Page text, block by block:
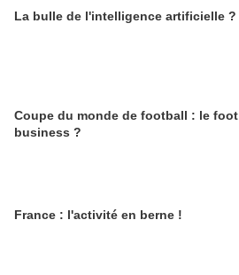
La bulle de l'intelligence artificielle ?
Coupe du monde de football : le foot
business ?
France : l'activité en berne !